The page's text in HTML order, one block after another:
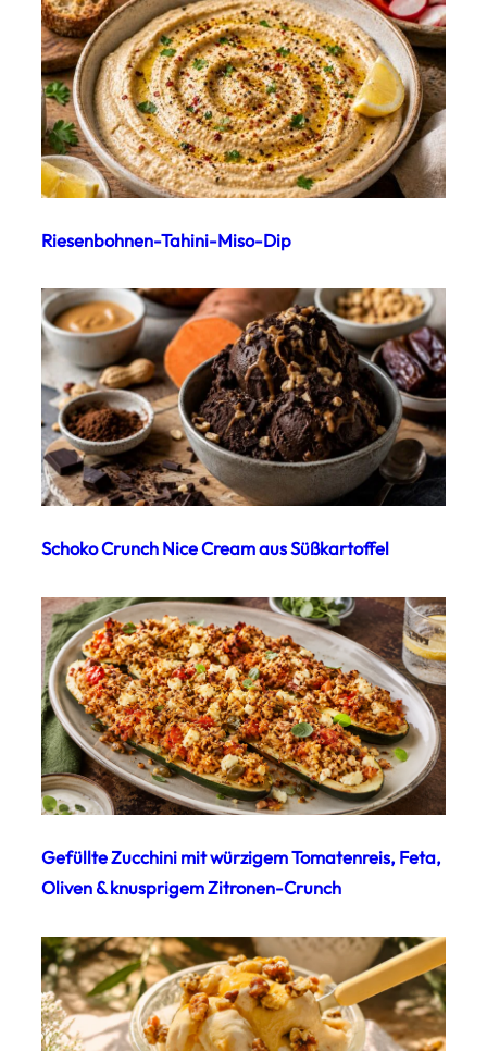
Riesenbohnen-Tahini-Miso-Dip
Schoko Crunch Nice Cream aus Süßkartoffel
Gefüllte Zucchini mit würzigem Tomatenreis, Feta,
Oliven & knusprigem Zitronen-Crunch